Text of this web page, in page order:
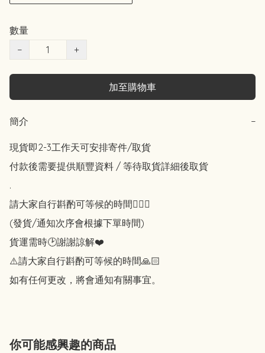
數量
−
+
加至購物車
簡介 −
現貨即2-3工作天可安排寄件/取貨
付款後需要提供順豐資料 / 等待取貨詳細後取貨
.
請大家自行斟酌可等候的時間🙇🏻‍♀️
(發貨/通知次序會根據下單時間)
貨運需時🕑謝謝諒解❤️
⚠️請大家自行斟酌可等候的時間🙏🏻
如有任何更改，將會通知有關事宜。
你可能感興趣的商品